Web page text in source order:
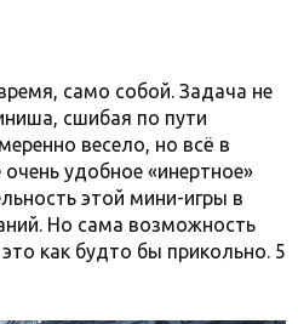
само собой. Задача не
сшибая по пути
весело, но всё в
удобное «инертное»
этой мини-игры в
Но сама возможность
как будто бы прикольно. 5